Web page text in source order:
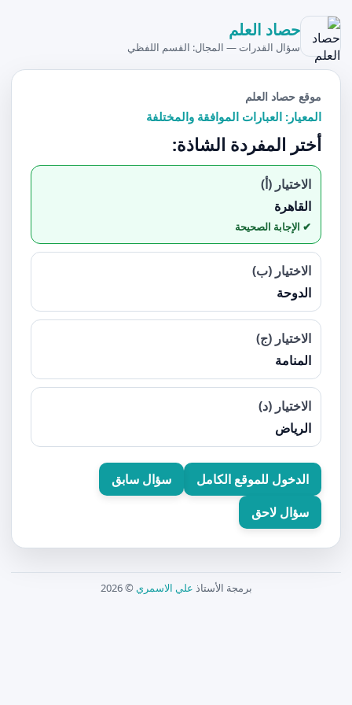
حصاد العلم
سؤال القدرات — المجال: القسم اللفظي
موقع حصاد العلم
المعيار: العبارات الموافقة والمختلفة
أختر المفردة الشاذة:
الاختيار (أ)
القاهرة
الاختيار (ب)
الدوحة
الاختيار (ج)
المنامة
الاختيار (د)
الرياض
الدخول للموقع الكامل
سؤال سابق
سؤال لاحق
برمجة الأستاذ علي الاسمري © 2026